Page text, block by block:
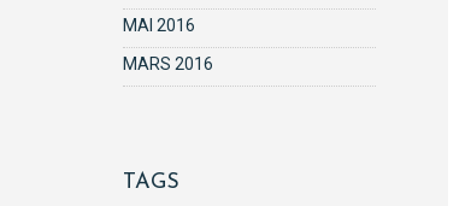
MAI 2016
MARS 2016
TAGS